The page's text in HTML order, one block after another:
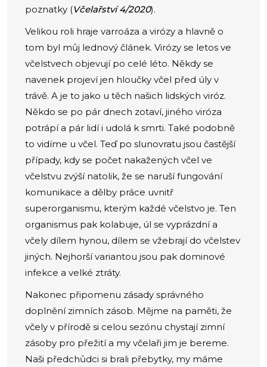
poznatky (Včelařství 4/2020).
Velikou roli hraje varroáza a virózy a hlavně o
tom byl můj lednový článek. Virózy se letos ve
včelstvech objevují po celé léto. Někdy se
navenek projeví jen hloučky včel před úly v
trávě. A je to jako u těch našich lidských viróz.
Někdo se po pár dnech zotaví, jiného viróza
potrápí a pár lidí i udolá k smrti. Také podobně
to vidíme u včel. Teď po slunovratu jsou častější
případy, kdy se počet nakažených včel ve
včelstvu zvýší natolik, že se naruší fungování
komunikace a dělby práce uvnitř
superorganismu, kterým každé včelstvo je. Ten
organismus pak kolabuje, úl se vyprázdní a
včely dílem hynou, dílem se vžebrají do včelstev
jiných. Nejhorší variantou jsou pak dominové
infekce a velké ztráty.
Nakonec připomenu zásady správného
doplnění zimních zásob. Mějme na paměti, že
včely v přírodě si celou sezónu chystají zimní
zásoby pro přežití a my včelaři jim je bereme.
Naši předchůdci si brali přebytky, my máme